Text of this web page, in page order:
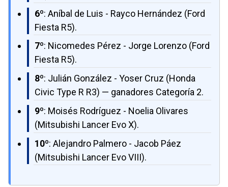
6º: Aníbal de Luis - Rayco Hernández (Ford
Fiesta R5).
7º: Nicomedes Pérez - Jorge Lorenzo (Ford
Fiesta R5).
8º: Julián González - Yoser Cruz (Honda
Civic Type R R3) — ganadores Categoría 2.
9º: Moisés Rodríguez - Noelia Olivares
(Mitsubishi Lancer Evo X).
10º: Alejandro Palmero - Jacob Páez
(Mitsubishi Lancer Evo VIII).